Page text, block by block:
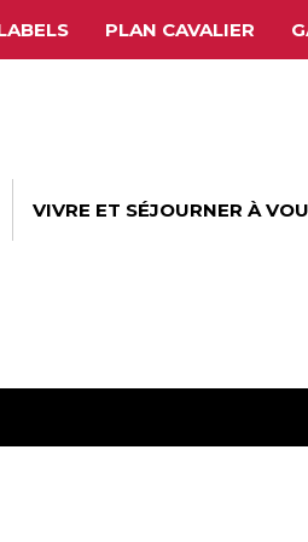
PLAN CAVALIER
VIVRE ET SÉJOURNER À